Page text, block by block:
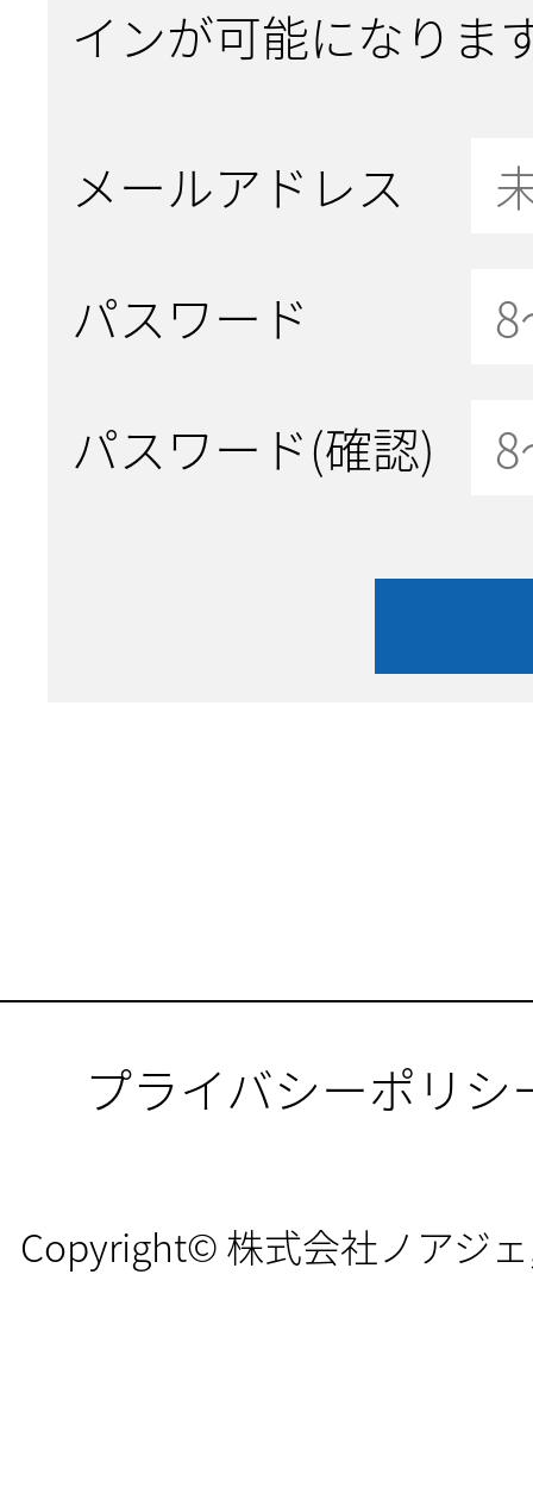
インが可能になりま
メールアドレス
パスワード
パスワード(確認)
プライバシーポリシ
Copyright© 株式会社ノアジ